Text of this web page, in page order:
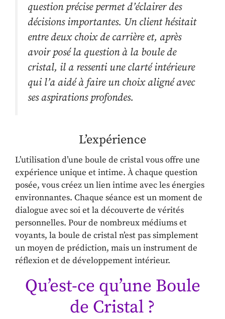
question précise permet d’éclairer des
décisions importantes. Un client hésitait
entre deux choix de carrière et, après
avoir posé la question à la boule de
cristal, il a ressenti une clarté intérieure
qui l’a aidé à faire un choix aligné avec
ses aspirations profondes.
L’expérience
L’utilisation d’une boule de cristal vous offre une
expérience unique et intime. À chaque question
posée, vous créez un lien intime avec les énergies
environnantes. Chaque séance est un moment de
dialogue avec soi et la découverte de vérités
personnelles. Pour de nombreux médiums et
voyants, la boule de cristal n’est pas simplement
un moyen de prédiction, mais un instrument de
réflexion et de développement intérieur.
Qu’est-ce qu’une Boule
de Cristal ?